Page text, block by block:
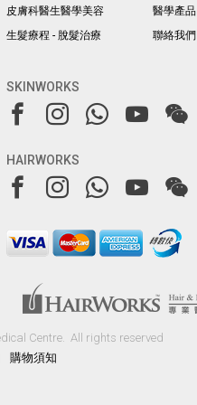
皮膚科醫生醫學美容
生髮療程 - 脫髮治療
醫學產品
聯絡我們
SKINWORKS
HAIRWORKS
Centre.
All rights reserved
購物須知